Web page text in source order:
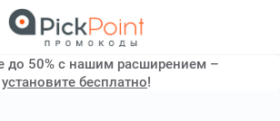
до 50% с нашим расширением –
установите бесплатно!